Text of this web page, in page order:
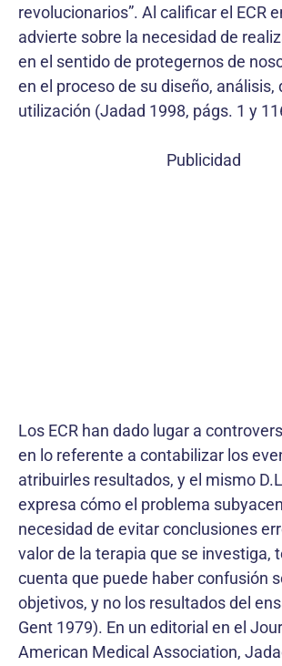
revolucionarios”. Al calificar el ECR
advierte sobre la necesidad de
en el sentido de protegernos de
en el proceso de su diseño, análisis,
utilización (Jadad 1998, págs. 1 y
Publicidad
Los ECR han dado lugar a
en lo referente a contabilizar los
atribuirles resultados, y el mismo
expresa cómo el problema
necesidad de evitar conclusiones
valor de la terapia que se investiga,
cuenta que puede haber confusión
objetivos, y no los resultados del
Gent 1979). En un editorial en el
American Medical Association,